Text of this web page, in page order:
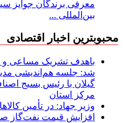
معرفی برندگان جوایز
بین‌المللی ...
محبوبترین اخبار اقتصادی
باهدف تشریک مساعی و
شد: جلسه هم‌اندیشی
گیلان با رئیس بسیج
مركز استان
وزیر جهاد: در تأمین
افزایش قیمت نفت‌گاز